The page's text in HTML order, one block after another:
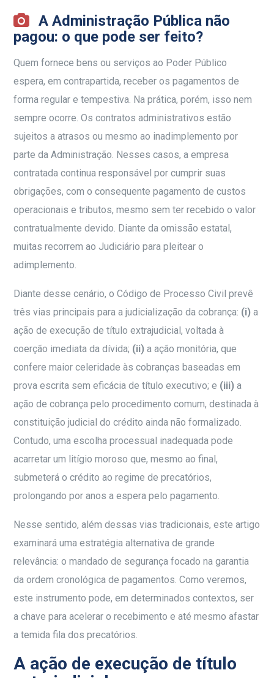
A Administração Pública não
pagou: o que pode ser feito?
Quem fornece bens ou serviços ao Poder Público
espera, em contrapartida, receber os pagamentos de
forma regular e tempestiva. Na prática, porém, isso nem
sempre ocorre. Os contratos administrativos estão
sujeitos a atrasos ou mesmo ao inadimplemento por
parte da Administração. Nesses casos, a empresa
contratada continua responsável por cumprir suas
obrigações, com o consequente pagamento de custos
operacionais e tributos, mesmo sem ter recebido o valor
contratualmente devido. Diante da omissão estatal,
muitas recorrem ao Judiciário para pleitear o
adimplemento.
Diante desse cenário, o Código de Processo Civil prevê
três vias principais para a judicialização da cobrança: (i) a
ação de execução de título extrajudicial, voltada à
coerção imediata da dívida; (ii) a ação monitória, que
confere maior celeridade às cobranças baseadas em
prova escrita sem eficácia de título executivo; e (iii)a
ação de cobrança pelo procedimento comum, destinada à
constituição judicial do crédito ainda não formalizado.
Contudo, uma escolha processual inadequada pode
acarretar um litígio moroso que, mesmo ao final,
submeterá o crédito ao regime de precatórios,
prolongando por anos a espera pelo pagamento.
Nesse sentido, além dessas vias tradicionais, este artigo
examinará uma estratégia alternativa de grande
relevância: o mandado de segurança focado na garantia
da ordem cronológica de pagamentos. Como veremos,
este instrumento pode, em determinados contextos, ser
a chave para acelerar o recebimento e até mesmo afastar
a temida fila dos precatórios.
A ação de execução de título